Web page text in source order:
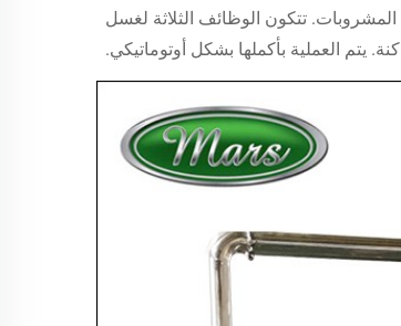
يتم العملية بأكملها بشكل أوتوماتيكي.